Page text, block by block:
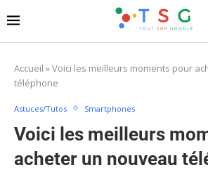
Accueil »Voici les meilleurs moments pour
téléphone
Astuces/Tutos Smartphones
Voici les meilleurs
acheter un nouveau